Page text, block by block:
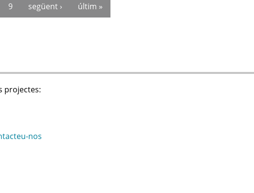
9 següent › últim »
projectes:
nos